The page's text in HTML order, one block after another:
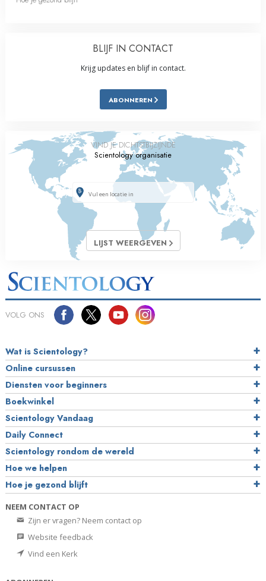
BLIJF IN CONTACT
Krijg updates en blijf in contact.
ABONNEREN
VIND JE DICHTSTBIJZIJNDE
Scientology organisatie
LIJST WEERGEVEN
VOLG ONS
Wat is Scientology?
Online cursussen
Diensten voor beginners
Boekwinkel
Scientology Vandaag
Daily Connect
Scientology rondom de wereld
Hoe we helpen
Hoe je gezond blijft
NEEM CONTACT OP
Zijn er vragen? Neem contact op
Website feedback
Vind een Kerk